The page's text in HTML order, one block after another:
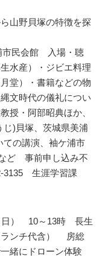
山野貝塚の特徴を探
市民会館 入場・聴
水産）・ジビエ料理
堂）・書籍などの物
文時代の儀礼につい
授・阿部昭典ほか、
)貝塚、茨城県美浦
ての講演、袖ケ浦市
ど 事前申し込み不
3135 生涯学習課
日） 10～13時 長生
ランチ代含） 房総
緒にドローン体験